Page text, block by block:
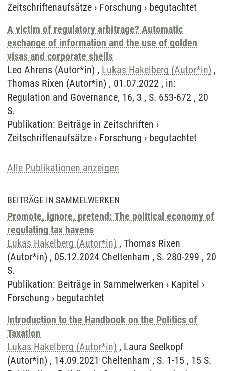
Zeitschriftenaufsätze › Forschung › begutachtet
A victim of regulatory arbitrage? Automatic
exchange of information and the use of golden
visas and corporate shells
Leo Ahrens (Autor*in) , Lukas Hakelberg (Autor*in) ,
Thomas Rixen (Autor*in) , 01.07.2022 , in:
Regulation and Governance, 16, 3 , S. 653-672 , 20
S.
Publikation: Beiträge in Zeitschriften ›
Zeitschriftenaufsätze › Forschung › begutachtet
Alle Publikationen anzeigen
BEITRÄGE IN SAMMELWERKEN
Promote, ignore, pretend: The political economy of
regulating tax havens
Lukas Hakelberg (Autor*in) , Thomas Rixen
(Autor*in) , 05.12.2024 Cheltenham , S. 280-299 , 20
S.
Publikation: Beiträge in Sammelwerken › Kapitel ›
Forschung › begutachtet
Introduction to the Handbook on the Politics of
Taxation
Lukas Hakelberg (Autor*in) , Laura Seelkopf
(Autor*in) , 14.09.2021 Cheltenham , S. 1-15 , 15 S.